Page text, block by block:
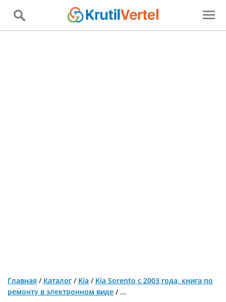
Главная / Каталог / Kia / Kia Sorento с 2003 года, книга по
ремонту в электронном виде / ...